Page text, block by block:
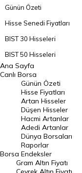
Günün Özeti
Hisse Senedi Fiyatları
BIST 30 Hisseleri
BIST 50 Hisseleri
BIST 100 Hisseleri
En Çok Artan Hisseler
En Çok Düşen Hisseler
Hacmi Artanlar
Geçmiş Kapanışlar
Dünya Borsaları
Raporlar
Ana Sayfa
Canlı Borsa
Borsa
Günün Özeti
Hisse Fiyatları
Artan Hisseler
Düşen Hisseler
Hacmi Artanlar
Adedi Artanlar
Dünya Borsaları
Raporlar
Endeksler
Gram Altın Fiyatı